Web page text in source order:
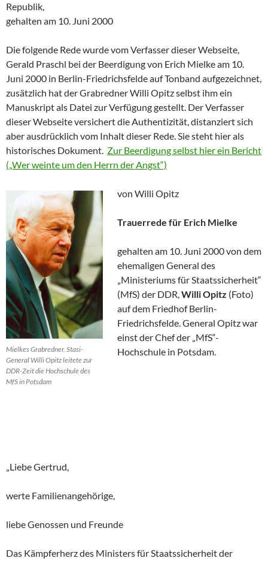
Republik,
gehalten am 10. Juni 2000
Die folgende Rede wurde vom Verfasser dieser Webseite,
Gerald Praschl bei der Beerdigung von Erich Mielke am 10.
Juni 2000 in Berlin-Friedrichsfelde auf Tonband aufgezeichnet,
zusätzlich hat der Grabredner Willi Opitz selbst ihm ein
Manuskript als Datei zur Verfügung gestellt. Der Verfasser
dieser Webseite versichert die Authentizität, distanziert sich
aber ausdrücklich vom Inhalt dieser Rede. Sie steht hier als
historisches Dokument. Zur Beerdigung selbst hier ein Bericht
(„Wer weinte um den Herrn der Angst“)
Mielkes Grabredner, Stasi-
General Willi Opitz leitete zur
DDR-Zeit die Hochschule des
MfS in Potsdam
von Willi Opitz
Trauerrede für Erich Mielke
gehalten am 10. Juni 2000 von dem
ehemaligen General des
„Ministeriums für Staatssicherheit“
(MfS) der DDR,Willi Opitz (Foto)
auf dem Friedhof Berlin-
Friedrichsfelde. General Opitz war
einst der Chef der „MfS“-
Hochschule in Potsdam.
„Liebe Gertrud,
werte Familienangehörige,
liebe Genossen und Freunde
Das Kämpferherz des Ministers für Staatssicherheit der